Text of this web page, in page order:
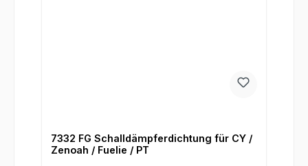
7332 FG Schalldämpferdichtung für CY /
Zenoah / Fuelie / PT